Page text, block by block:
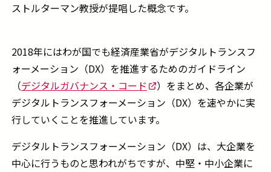
ストルターマン教授が提唱した概念です。
2018年にはわが国でも経済産業省がデジタルトランスフ
ォーメーション（DX）を推進するためのガイドライン
（デジタルガバナンス・コード
）をまとめ、各企業が
デジタルトランスフォーメーション（DX）を速やかに実
行していくことを推進しています。
デジタルトランスフォーメーション（DX）は、大企業を
中心に行うものと思われがちですが、中堅・中小企業に